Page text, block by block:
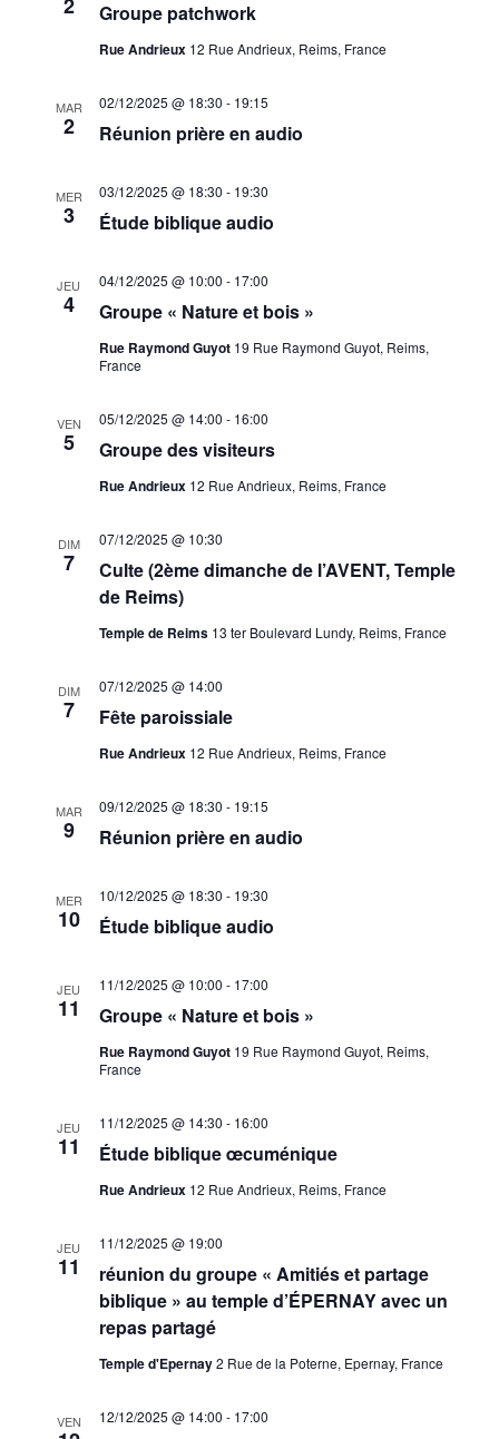
Groupe patchwork
Rue Andrieux 12 Rue Andrieux, Reims, France
MAR
2 Réunion prière en audio
02/12/2025 @ 18:30 - 19:15
MER
3 Étude biblique audio
03/12/2025 @ 18:30 - 19:30
JEU
4 Groupe « Nature et bois »
04/12/2025 @ 10:00 - 17:00
Rue Raymond Guyot 19 Rue Raymond Guyot, Reims,
France
VEN
5 Groupe des visiteurs
05/12/2025 @ 14:00 - 16:00
Rue Andrieux 12 Rue Andrieux, Reims, France
DIM
7
Culte (2ème dimanche de l’AVENT, Temple
de Reims)
07/12/2025 @ 10:30
Temple de Reims 13 ter Boulevard Lundy, Reims, France
DIM
7 Fête paroissiale
07/12/2025 @ 14:00
Rue Andrieux 12 Rue Andrieux, Reims, France
MAR
9 Réunion prière en audio
09/12/2025 @ 18:30 - 19:15
MER
10 Étude biblique audio
10/12/2025 @ 18:30 - 19:30
JEU
11 Groupe « Nature et bois »
11/12/2025 @ 10:00 - 17:00
Rue Raymond Guyot 19 Rue Raymond Guyot, Reims,
France
JEU
11 Étude biblique œcuménique
11/12/2025 @ 14:30 - 16:00
Rue Andrieux 12 Rue Andrieux, Reims, France
JEU
11
réunion du groupe « Amitiés et partage
biblique » au temple d’ÉPERNAY avec un
repas partagé
11/12/2025 @ 19:00
Temple d'Epernay2 Rue de la Poterne, Epernay, France
VEN 12/12/2025 @ 14:00 - 17:00